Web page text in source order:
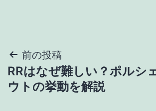
投
稿
前の投稿
RRはなぜ難しい？ポルシ
ウトの挙動を解説